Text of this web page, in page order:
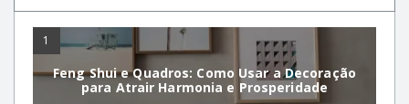
1
Feng Shui e Quadros: Como Usar a Decoração
para Atrair Harmonia e Prosperidade